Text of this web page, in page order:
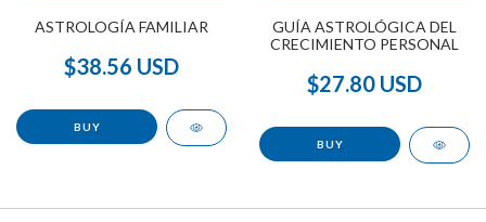
ASTROLOGÍA FAMILIAR
$38.56 USD
GUÍA ASTROLÓGICA DEL
CRECIMIENTO PERSONAL
$27.80 USD